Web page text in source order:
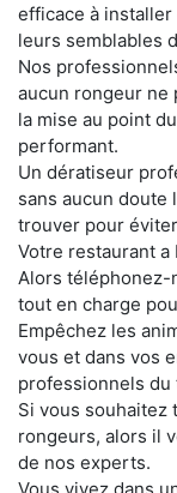
efficace à
leurs semblables
Nos
aucun rongeur ne
la mise au point
performant.
Un dératiseur
sans aucun
trouver pour
Votre restaurant
Alors téléphonez-
tout en charge
Empêchez les
vous et dans vos
professionnels du
Si vous
rongeurs, alors il
de nos experts.
Vous vivez dans